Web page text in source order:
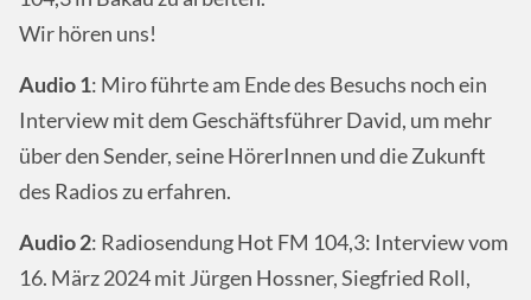
Wir hören uns!
Audio 1: Miro führte am Ende des Besuchs noch ein
Interview mit dem Geschäftsführer David, um mehr
über den Sender, seine HörerInnen und die Zukunft
des Radios zu erfahren.
Audio 2: Radiosendung Hot FM 104,3: Interview vom
16. März 2024 mit Jürgen Hossner, Siegfried Roll,